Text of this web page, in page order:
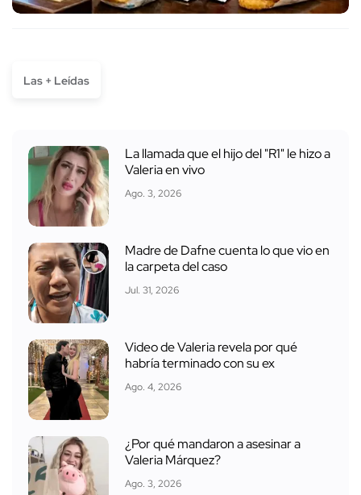
Las + Leídas
La llamada que el hijo del "R1" le hizo a
Valeria en vivo
Ago. 3, 2026
Madre de Dafne cuenta lo que vio en
la carpeta del caso
Jul. 31, 2026
Video de Valeria revela por qué
habría terminado con su ex
Ago. 4, 2026
¿Por qué mandaron a asesinar a
Valeria Márquez?
Ago. 3, 2026